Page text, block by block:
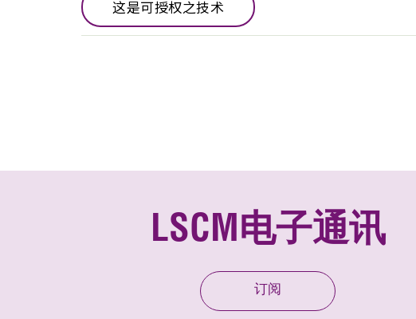
这是可授权之技术
LSCM电子通讯
订阅